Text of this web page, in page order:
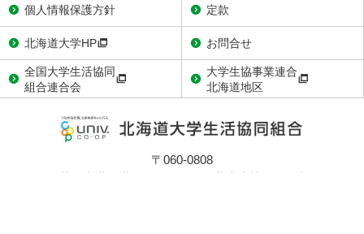
個人情報保護方針
定款
北海道大学HP
お問合せ
全国大学生活協同
組合連合会
大学生協事業連合
北海道地区
〒060-0808
札幌市北区北8条西7丁目1-1 北大生協会館3階